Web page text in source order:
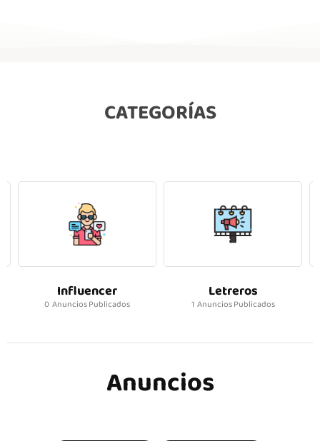
CATEGORÍAS
Letreros
1 Anuncios Publicados
Online
3 Anuncios Publicados
Anuncios